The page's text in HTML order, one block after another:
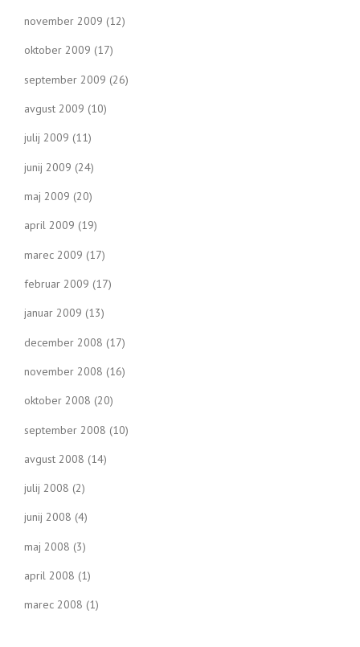
november 2009 (12)
oktober 2009 (17)
september 2009 (26)
avgust 2009 (10)
julij 2009 (11)
junij 2009 (24)
maj 2009 (20)
april 2009 (19)
marec 2009 (17)
februar 2009 (17)
januar 2009 (13)
december 2008 (17)
november 2008 (16)
oktober 2008 (20)
september 2008 (10)
avgust 2008 (14)
julij 2008 (2)
junij 2008 (4)
maj 2008 (3)
april 2008 (1)
marec 2008 (1)